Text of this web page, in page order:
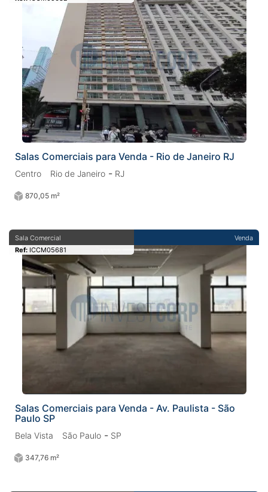
Salas Comerciais para Venda - Rio de Janeiro RJ
Centro Rio de Janeiro - RJ
870,05 m²
Venda
Sala Comercial
Ref: ICCM05681
Salas Comerciais para Venda - Av. Paulista - São
Paulo SP
Bela Vista São Paulo - SP
347,76 m²